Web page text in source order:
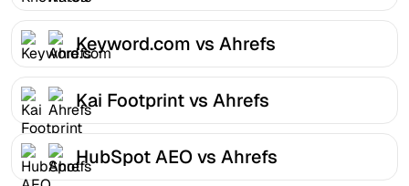
Keyword.com vs Ahrefs
Kai Footprint vs Ahrefs
HubSpot AEO vs Ahrefs